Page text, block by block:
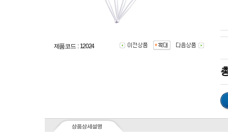
제품코드 : 12024